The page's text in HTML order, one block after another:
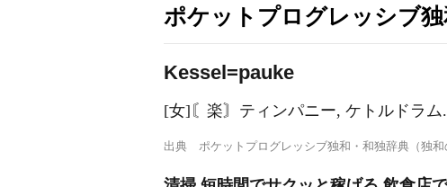
ポケットプログレッシブ独
Kessel=pauke
[女]〘楽〙ティンパニー, ケトルドラム.
出典 ポケットプログレッシブ独和・和独辞典（独和